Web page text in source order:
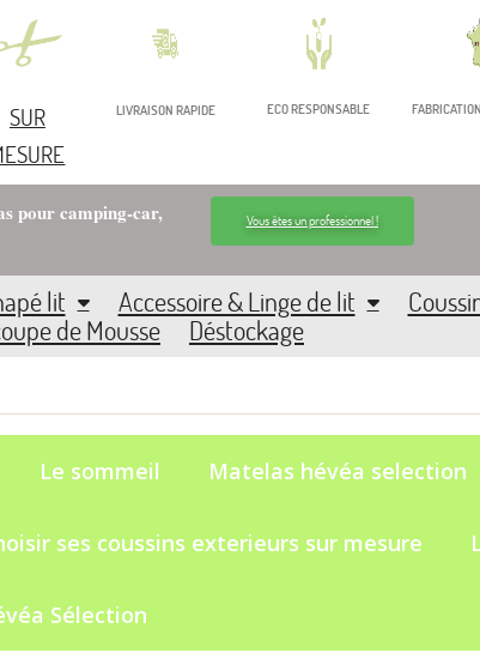
SUR
LIVRAISON RAPIDE ECO RESPONSABLE
pour camping-car, Vous êtes un professionnel !
lit Accessoire & Linge de lit
de Mousse
Déstockage
Le sommeil Matelas hévéa selection
ses coussins exterieurs sur mesure
Sélection